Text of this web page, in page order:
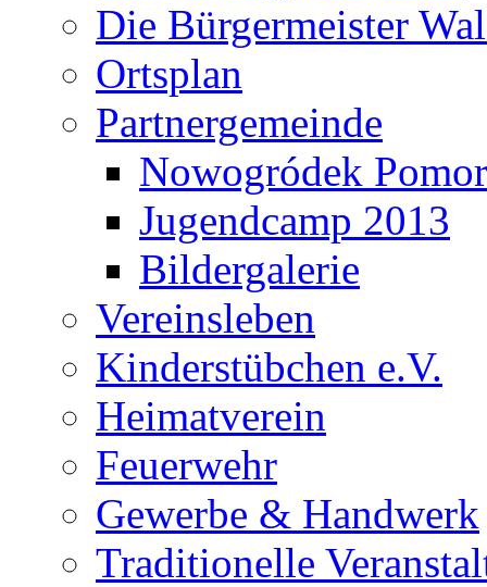
Die Bürgermeister
Ortsplan
Partnergemeinde
Nowogródek
Jugendcamp 2013
Bildergalerie
Vereinsleben
Kinderstübchen e.V.
Heimatverein
Feuerwehr
Gewerbe & Handwerk
Traditionelle